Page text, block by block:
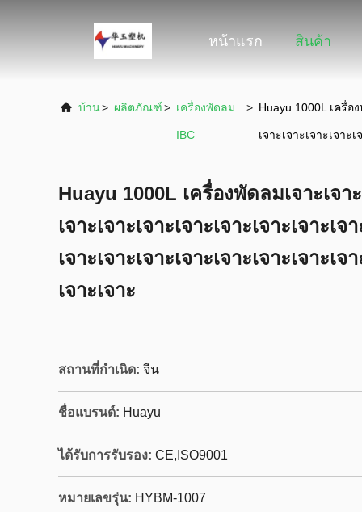
หน้าแรก สินค้า
บ้าน> ผลิตภัณฑ์> เครื่องพัดลม
IBC
> Huayu 1000L เครื่อง
เจาะเจาะเจาะเจาะเ
Huayu 1000L เครื่องพัดลมเจาะเจาะ
เจาะเจาะเจาะเจาะเจาะเจาะเจาะเจ
เจาะเจาะเจาะเจาะเจาะเจาะเจาะเจ
เจาะเจาะ
สถานที่กำเนิด: จีน
ชื่อแบรนด์: Huayu
ได้รับการรับรอง: CE,ISO9001
หมายเลขรุ่น: HYBM-1007